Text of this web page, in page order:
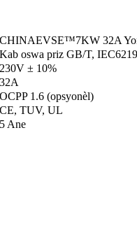
CHINAEVSE™️7KW 32A
Kab oswa priz GB/T,
230V ± 10%
32A
OCPP 1.6 (opsyonèl)
CE, TUV, UL
5 Ane